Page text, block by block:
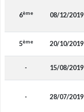
6ème 08/12/2019
5ème 20/10/2019
- 15/08/2019
- 28/07/2019